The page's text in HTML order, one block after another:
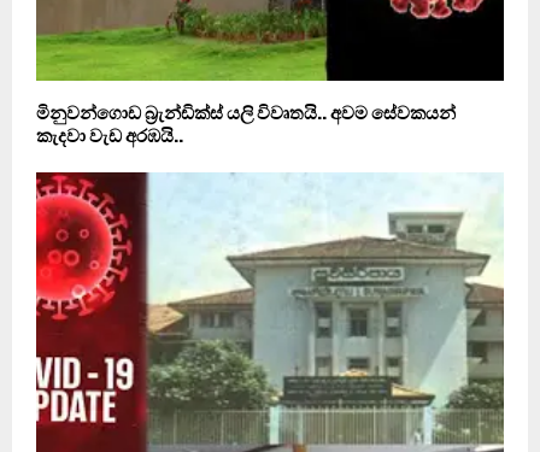
මිනුවන්ගොඩ බ්‍රැන්ඩික්ස් යලි විවෘතයි.. අවම සේවකයන්
කැදවා වැඩ අරඹයි..